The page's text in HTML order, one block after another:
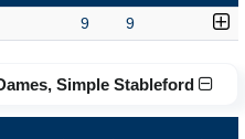
9 9
Simple Stableford